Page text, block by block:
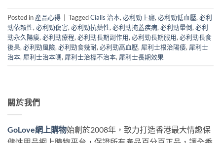
Posted in 產品心得 TaggedCialis 治本, 必利勁上癮, 必利勁低血壓, 必利
勁依賴性, 必利勁傷害, 必利勁抗藥性, 必利勁掩蓋疾病, 必利勁暈倒, 必利
勁永久陽痿, 必利勁療程, 必利勁長期副作用, 必利勁長期服用, 必利勁長食
後果, 必利勁風險, 必利勁食幾耐, 必利勁高血壓, 犀利士根治陽痿, 犀利士
治本, 犀利士治本嗎, 犀利士治標不治本, 犀利士長期效果
關於我們
GoLove網上購物始創於2008年，致力打造香港最大情趣保